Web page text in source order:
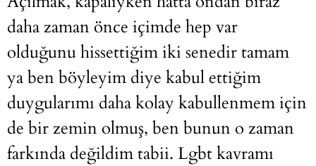
daha zaman önce içimde hep var
olduğunu hissettiğim iki senedir tamam
ya ben böyleyim diye kabul ettiğim
duygularımı daha kolay kabullenmem için
de bir zemin olmuş, ben bunun o zaman
farkında değildim tabii. Lgbt kavramı